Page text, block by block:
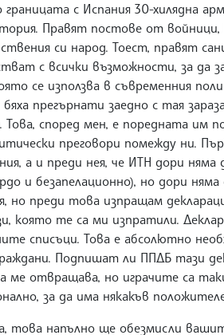
с Испания 30-хилядна
Правят постове от
си народ. Тоест, правят
с всички възможности, за да
се използва в съвременния
прегърнати заедно с тая
според мен, е поредната им
преговори помежду ни.
а и преди нея, че ИТН дори няма
и безапелационно), но дори няма
но преди това изпращам
която те са ми изпратили.
списъци. Това е абсолютно
Подпишат ли ППДБ тази
ме отвращава, но играчите са
за да има някакъв
това напълно ще обезмисли